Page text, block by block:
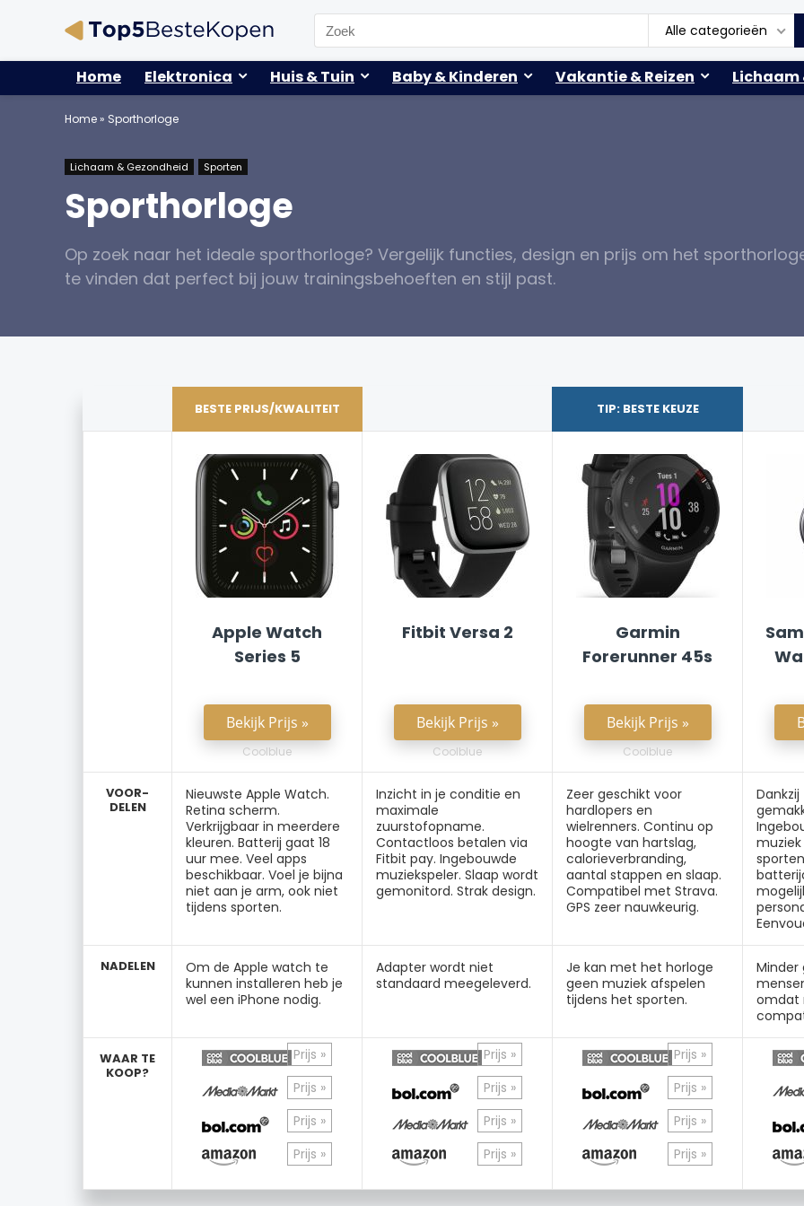
Search
for:
Alle categorieën
Home Elektronica Huis & Tuin Baby & Kinderen Vakantie & Reizen Lichaam
Home» Sporthorloge
Lichaam & Gezondheid Sporten
Sporthorloge
Op zoek naar het ideale sporthorloge? Vergelijk functies, design en prijs om het
te vinden dat perfect bij jouw trainingsbehoeften en stijl past.
VOOR-
DELEN
NADELEN
WAAR TE
KOOP?
BESTE PRIJS/KWALITEIT
Apple Watch
Series 5
Bekijk Prijs »
Coolblue
Nieuwste Apple Watch.
Retina scherm.
Verkrijgbaar in meerdere
kleuren. Batterij gaat 18
uur mee. Veel apps
beschikbaar. Voel je bijna
niet aan je arm, ook niet
tijdens sporten.
Om de Apple watch te
kunnen installeren heb je
wel een iPhone nodig.
Prijs »
Prijs »
Prijs »
Prijs »
Fitbit Versa 2
Bekijk Prijs »
Coolblue
Inzicht in je conditie en
maximale
zuurstofopname.
Contactloos betalen via
Fitbit pay. Ingebouwde
muziekspeler. Slaap wordt
gemonitord. Strak design.
Adapter wordt niet
standaard meegeleverd.
Prijs »
Prijs »
Prijs »
Prijs »
TIP: BESTE KEUZE
Garmin
Forerunner 45s
Bekijk Prijs »
Coolblue
Zeer geschikt voor
hardlopers en
wielrenners. Continu op
hoogte van hartslag,
calorieverbranding,
aantal stappen en slaap.
Compatibel met Strava.
GPS zeer nauwkeurig.
Je kan met het horloge
geen muziek afspelen
tijdens het sporten.
Prijs »
Prijs »
Prijs »
Prijs »
Minder
omdat